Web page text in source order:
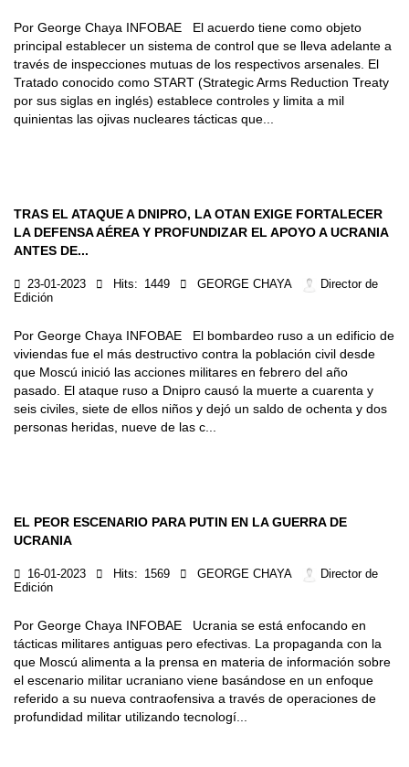
Por George Chaya INFOBAE El acuerdo tiene como objeto
principal establecer un sistema de control que se lleva adelante a
través de inspecciones mutuas de los respectivos arsenales. El
Tratado conocido como START (Strategic Arms Reduction Treaty
por sus siglas en inglés) establece controles y limita a mil
quinientas las ojivas nucleares tácticas que...
TRAS EL ATAQUE A DNIPRO, LA OTAN EXIGE FORTALECER
LA DEFENSA AÉREA Y PROFUNDIZAR EL APOYO A UCRANIA
ANTES DE...
23-01-2023 Hits: 1449 GEORGE CHAYA
Director de
Edición
Por George Chaya INFOBAE El bombardeo ruso a un edificio de
viviendas fue el más destructivo contra la población civil desde
que Moscú inició las acciones militares en febrero del año
pasado. El ataque ruso a Dnipro causó la muerte a cuarenta y
seis civiles, siete de ellos niños y dejó un saldo de ochenta y dos
personas heridas, nueve de las c...
EL PEOR ESCENARIO PARA PUTIN EN LA GUERRA DE
UCRANIA
16-01-2023 Hits: 1569 GEORGE CHAYA
Director de
Edición
Por George Chaya INFOBAE Ucrania se está enfocando en
tácticas militares antiguas pero efectivas. La propaganda con la
que Moscú alimenta a la prensa en materia de información sobre
el escenario militar ucraniano viene basándose en un enfoque
referido a su nueva contraofensiva a través de operaciones de
profundidad militar utilizando tecnologí...